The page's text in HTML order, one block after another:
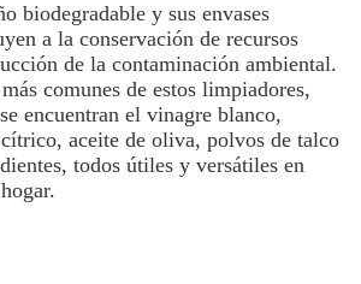
biodegradable y sus envases
a la conservación de recursos
de la contaminación ambiental.
comunes de estos limpiadores,
encuentran el vinagre blanco,
aceite de oliva, polvos de talco
todos útiles y versátiles en